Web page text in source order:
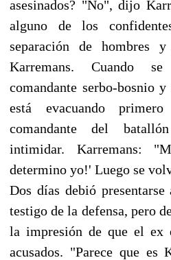
asesinados? "No", dijo
alguno de los
separación de hombres
Karremans. Cuando
comandante serbo-bosnio
está evacuando
comandante del
intimidar. Karremans:
determino yo!' Luego se
Dos días debió
testigo de la defensa, pero
la impresión de que el ex
acusados. "Parece que es